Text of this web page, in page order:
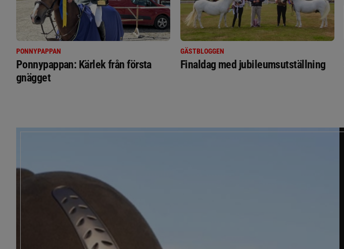
PONNYPAPPAN
Ponnypappan: Kärlek från första
gnägget
GÄSTBLOGGEN
Finaldag med jubileumsutställning